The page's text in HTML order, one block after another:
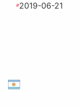
#2019-06-21